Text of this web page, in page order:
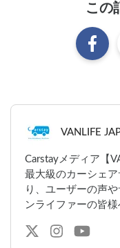
この
VANLIFE
Carstayメディア【
最大級のカーシェ
り、ユーザーの声
ンライファーの皆